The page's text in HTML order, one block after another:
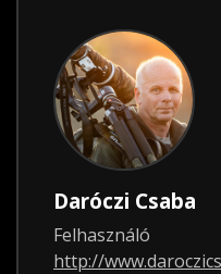
Daróczi Csaba
Felhasználó
http://